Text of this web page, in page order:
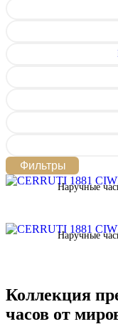
Фильтры
Наручные
Наручные
Коллекция
часов от